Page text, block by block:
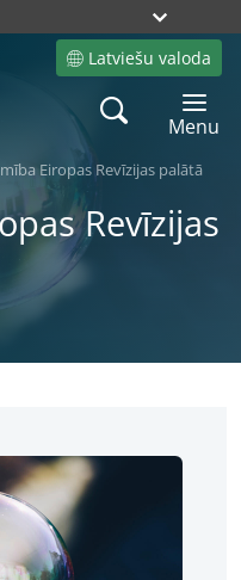
Latviešu valoda
Site language
Search
Toggle
Menu
Eiropas Revīzijas palātā
Revīzijas